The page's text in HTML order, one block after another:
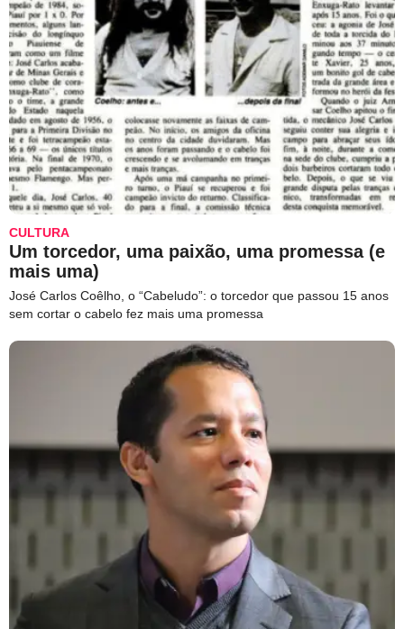
CULTURA
Um torcedor, uma paixão, uma promessa (e
mais uma)
José Carlos Coêlho, o “Cabeludo”: o torcedor que passou 15 anos
sem cortar o cabelo fez mais uma promessa